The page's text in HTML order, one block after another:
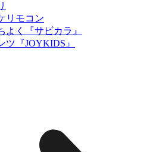
リモコン
よく『サビカラ』
ツ『JOYKIDS』